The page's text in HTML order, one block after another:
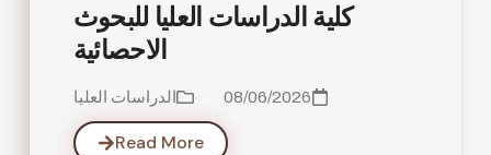
كلية الدراسات العليا للبحوث
الاحصائية
08/06/2026 الدراسات العليا
Read More